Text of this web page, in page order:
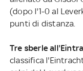
(dopo l'1-0 al
punti di distanza.
Tre sberle
classifica